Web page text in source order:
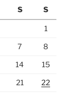
S S
1
7 8
14 15
21 22